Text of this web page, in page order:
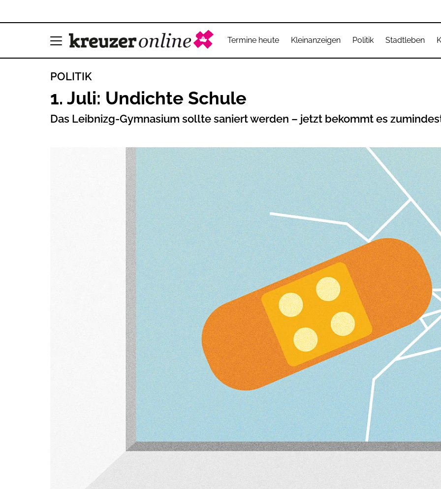
Termine heute Kleinanzeigen Politik Stadtleben
POLITIK
1. Juli: Undichte Schule
Das Leibnizg-Gymnasium sollte saniert werden – jetzt bekommt es